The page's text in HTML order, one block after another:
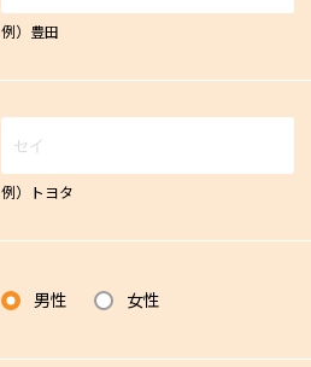
例）豊田
例）トヨタ
男性 女性